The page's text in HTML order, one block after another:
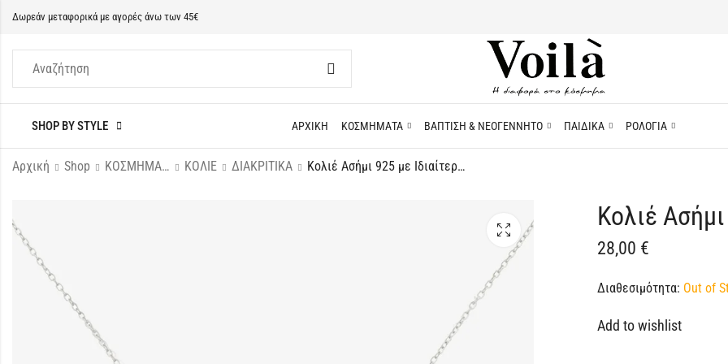
Δωρεάν μεταφορικά με αγορές άνω των 45€
SHOP BY STYLE ΑΡΧΙΚΗ ΚΟΣΜΗΜΑΤΑ ΒΑΠΤΙΣΗ & ΝΕΟΓΕΝΝΗΤΟ ΠΑΙΔΙΚΑ ΡΟΛΟΓΙΑ
Αρχική Shop ΚΟΣΜΗΜΑΤΑ ΚΟΛΙΕ ΔΙΑΚΡΙΤΙΚΑ Κολιέ Ασήμι 925 με Ιδιαίτερο Σχέδιο
Κολιέ
28,00 €
Διαθεσιμότητα: Out of
Add to wishlist